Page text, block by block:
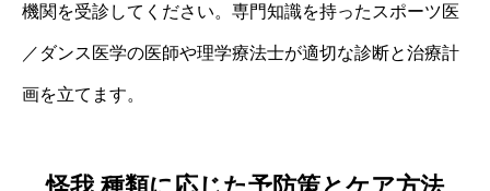
機関を受診してください。専門知識を持ったスポーツ医
／ダンス医学の医師や理学療法士が適切な診断と治療計
画を立てます。